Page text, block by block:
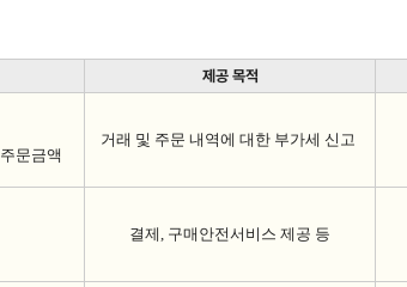
제공 목적
주문금액
거래 및 주문 내역에 대한 부가세 신고
결제, 구매안전서비스 제공 등